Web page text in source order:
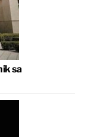
sa